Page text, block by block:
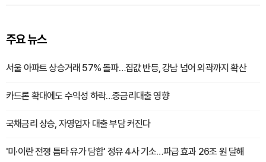
주요 뉴스
서울 아파트 상승거래 57% 돌파…집값 반등, 강남 넘어 외곽까지 확산
카드론 확대에도 수익성 하락…중금리대출 영향
국채금리 상승, 자영업자 대출 부담 커진다
'미·이란 전쟁 틈타 유가 담합' 정유 4사 기소…파급 효과 26조 원 달해